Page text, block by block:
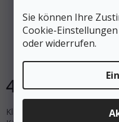
Sie können Ihre
Cookie-
oder widerrufen.
YATE Klappsitz
4 €
Klappbarer Sitz mit